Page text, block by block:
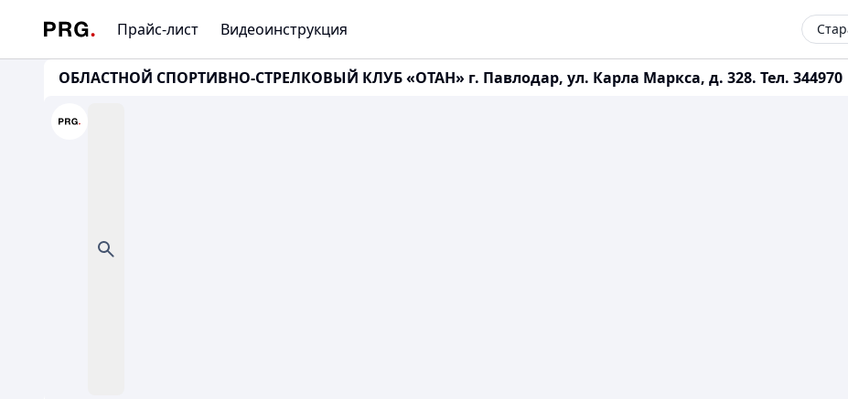
Прайс-лист Видеоинструкция
ОБЛАСТНОЙ СПОРТИВНО-СТРЕЛКОВЫЙ КЛУБ «ОТАН» г. Павлодар, ул. Карла Маркса, д. 328. Тел. 344970